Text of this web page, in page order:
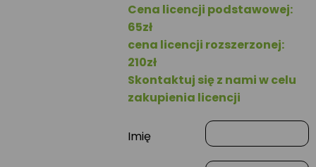
Cena licencji podstawowej:
65zł
cena licencji rozszerzonej:
210zł
Skontaktuj się z nami w celu
zakupienia licencji
Imię